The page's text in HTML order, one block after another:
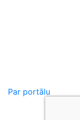
Par portālu